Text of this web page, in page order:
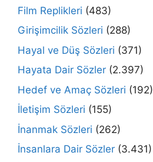
Film Replikleri (483)
Girişimcilik Sözleri (288)
Hayal ve Düş Sözleri (371)
Hayata Dair Sözler (2.397)
Hedef ve Amaç Sözleri (192)
İletişim Sözleri (155)
İnanmak Sözleri (262)
İnsanlara Dair Sözler (3.431)